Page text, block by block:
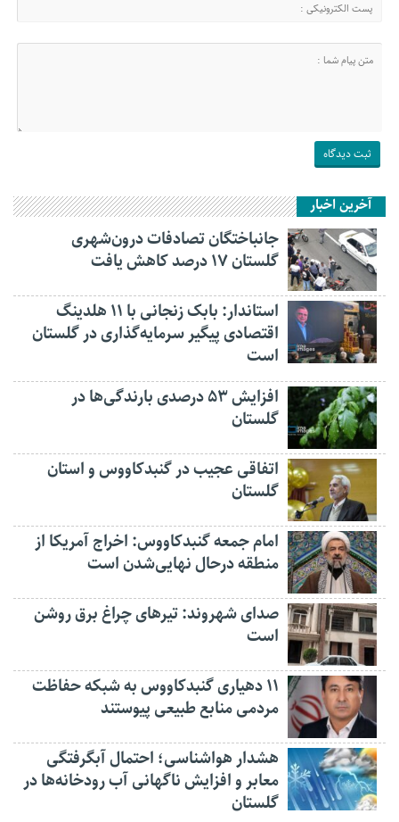
آخرین اخبار
جانباختگان تصادفات درون‌شهری
گلستان ۱۷ درصد کاهش یافت
استاندار: بابک زنجانی با ۱۱ هلدینگ
اقتصادی پیگیر سرمایه‌گذاری در گلستان
است
افزایش ۵۳ درصدی بارندگی‌ها در
گلستان
اتفاقی عجیب در‌ گنبدکاووس و استان
گلستان
امام جمعه گنبدکاووس: اخراج آمریکا از
منطقه درحال نهایی‌شدن است
صدای شهروند: تیرهای چراغ برق روشن
است
۱۱ دهیاری گنبدکاووس به شبکه حفاظت
مردمی منابع طبیعی پیوستند
هشدار هواشناسی؛ احتمال آبگرفتگی
معابر و افزایش ناگهانی آب رودخانه‌ها در
گلستان